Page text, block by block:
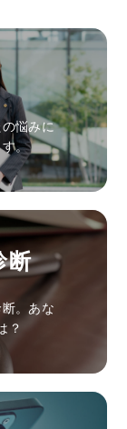
悩みに
。
断
。あな
？